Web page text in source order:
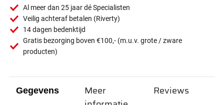
Al meer dan 25 jaar dé Specialisten
Veilig achteraf betalen (Riverty)
14 dagen bedenktijd
Gratis bezorging boven €100,- (m.u.v. grote / zware
producten)
Gegevens
Meer
Reviews